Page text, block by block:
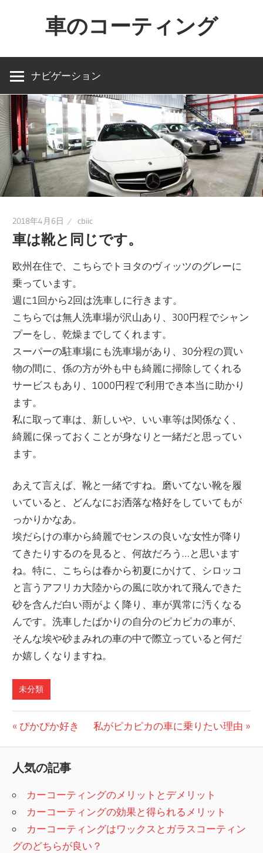
ン
へ
ス
キ
車のコーティング
買
っ
た
ら
コ
ー
ン
グ
ナビゲーション
2018年4月6日 cbiic
車は靴と同じです。
欧州在住で、こちらでトヨタのヴィッツのグレーに
乗っています。
週に1回から2回は洗車しに行きます。
こちらでは無人洗車場が沢山あり、300円程でシャン
プーをし、乾燥までしてくれます。
スーパーの駐車場にも洗車場があり、30分程の買い
物の間に、係の方が外も中も綺麗に掃除してくれる
サービスもあり、1000円程で利用でき本当に助かり
ます。
私に取って車は、新しいや、いい車等は関係なく、
綺麗に保っておくことが身なりと一緒だと思ってい
ます。
あえて言えば、靴と一緒ですね。磨いてない靴を履
いていると、どんなにお洒落な格好をしていてもが
っかりかなあ。
埃だらけの車から綺麗でセンスの良いな女性が降り
てきたりするのを見ると、何故だろう…と思います
ね。特に、こちらは春から初夏にかけて、シロッコ
と言うアフリカ大陸からの風に吹かれて飛んできた
砂を含んだ白い雨がよく降り、車が異常に汚くなる
んです。洗車したばかりの自分のピカピカの車が、
そんな埃や砂まみれの車の中で際立っていると何だ
か嬉しくなりますね。
未分類
投
稿
ナ
ビ
ゲ
ー
前
記
事:
ぴかぴか好き
次
私がピカピカの車に乗りたい理由
人気の記事
カーコーティングのメリットとデメリット
カーコーティングの効果と得られるメリット
カーコーティングはワックスとガラスコーティン
グのどちらが良い？